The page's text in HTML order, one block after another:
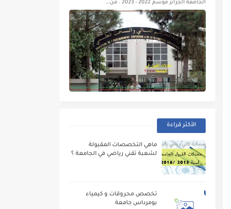
الجامعة الجزائر موسم 2022 - 2023 . من…
الأكثر قراءة
ماهي التخصصات المقبولة
لشعبة تقني رياضي في الجامعة ؟
تخصص محروقات و كيمياء
بومرداس جامعة